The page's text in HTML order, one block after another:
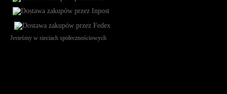
Jesteśmy w sieciach społecznościowych